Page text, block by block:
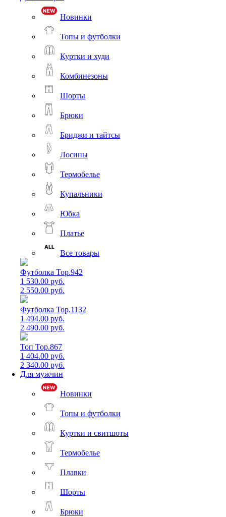
Новинки
Топы и футболки
Куртки и худи
Комбинезоны
Шорты
Брюки
Бриджи и тайтсы
Лосины
Термобелье
Купальники
Юбка
Платье
Все товары
Футболка Top.942
1 530.00 руб.
2 550.00 руб.
Футболка Top.1132
1 494.00 руб.
2 490.00 руб.
Топ Top.867
1 404.00 руб.
2 340.00 руб.
Для мужчин
Новинки
Топы и футболки
Куртки и свитшоты
Термобелье
Плавки
Шорты
Брюки